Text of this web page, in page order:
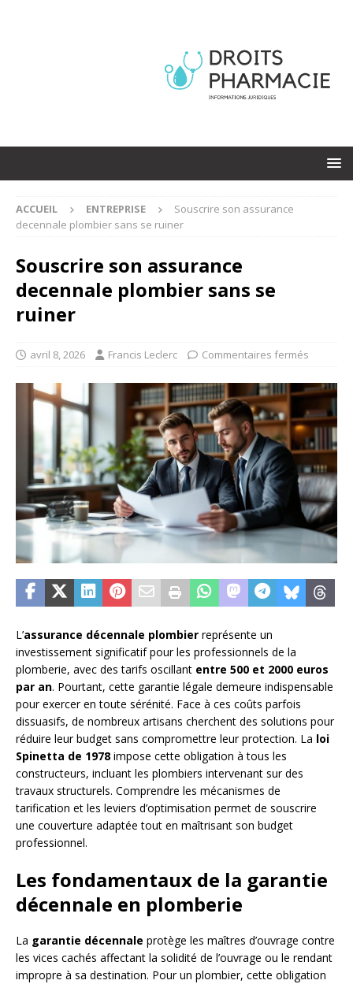
ACCUEIL ENTREPRISE
Souscrire son assurance
decennale plombier sans se ruiner
Souscrire son assurance
decennale plombier sans se
ruiner
avril 8, 2026 Francis Leclerc Commentaires fermés
L’assurance décennale plombier représente un
investissement significatif pour les professionnels de la
plomberie, avec des tarifs oscillant entre 500 et 2000 euros
par an. Pourtant, cette garantie légale demeure indispensable
pour exercer en toute sérénité. Face à ces coûts parfois
dissuasifs, de nombreux artisans cherchent des solutions pour
réduire leur budget sans compromettre leur protection. La loi
Spinetta de 1978 impose cette obligation à tous les
constructeurs, incluant les plombiers intervenant sur des
travaux structurels. Comprendre les mécanismes de
tarification et les leviers d’optimisation permet de souscrire
une couverture adaptée tout en maîtrisant son budget
professionnel.
Les fondamentaux de la garantie
décennale en plomberie
La garantie décennale protège les maîtres d’ouvrage contre
les vices cachés affectant la solidité de l’ouvrage ou le rendant
impropre à sa destination. Pour un plombier, cette obligation